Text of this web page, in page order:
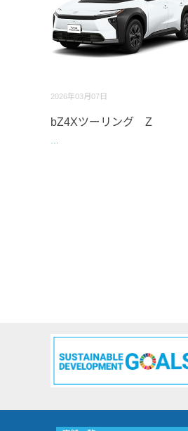
2026年03月07日
bZ4Xツーリング Z
...